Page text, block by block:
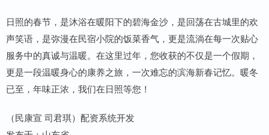
日照的春节，是沐浴在暖阳下的碧海金沙，是回荡在古城里的欢
声笑语，是弥漫在民宿小院的饭菜香气，更是流淌在每一次贴心
服务中的真诚与温暖。在这里过年，您收获的不仅是一个假期，
更是一段温暖身心的康养之旅，一次难忘的滨海新春记忆。暖冬
已至，年味正浓，我们在日照等您！
（民康宣 司君琪）配资系统开发